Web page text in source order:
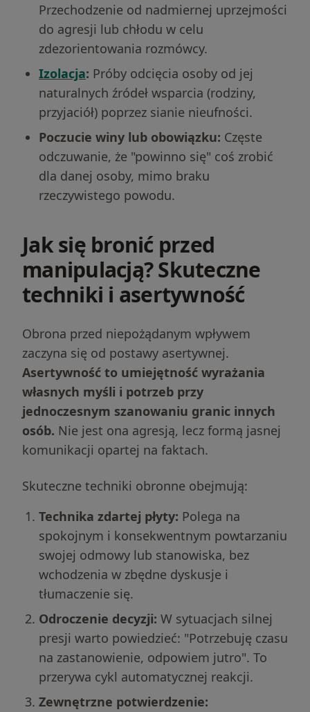
Przechodzenie od nadmiernej uprzejmości
do agresji lub chłodu w celu
zdezorientowania rozmówcy.
Izolacja: Próby odcięcia osoby od jej
naturalnych źródeł wsparcia (rodziny,
przyjaciół) poprzez sianie nieufności.
Poczucie winy lub obowiązku: Częste
odczuwanie, że "powinno się" coś zrobić
dla danej osoby, mimo braku
rzeczywistego powodu.
Jak się bronić przed
manipulacją? Skuteczne
techniki i asertywność
Obrona przed niepożądanym wpływem
zaczyna się od postawy asertywnej.
Asertywność to umiejętność wyrażania
własnych myśli i potrzeb przy
jednoczesnym szanowaniu granic innych
osób. Nie jest ona agresją, lecz formą jasnej
komunikacji opartej na faktach.
Skuteczne techniki obronne obejmują:
Technika zdartej płyty: Polega na
spokojnym i konsekwentnym powtarzaniu
swojej odmowy lub stanowiska, bez
wchodzenia w zbędne dyskusje i
tłumaczenie się.
Odroczenie decyzji: W sytuacjach silnej
presji warto powiedzieć: "Potrzebuję czasu
na zastanowienie, odpowiem jutro". To
przerywa cykl automatycznej reakcji.
Zewnętrzne potwierdzenie: